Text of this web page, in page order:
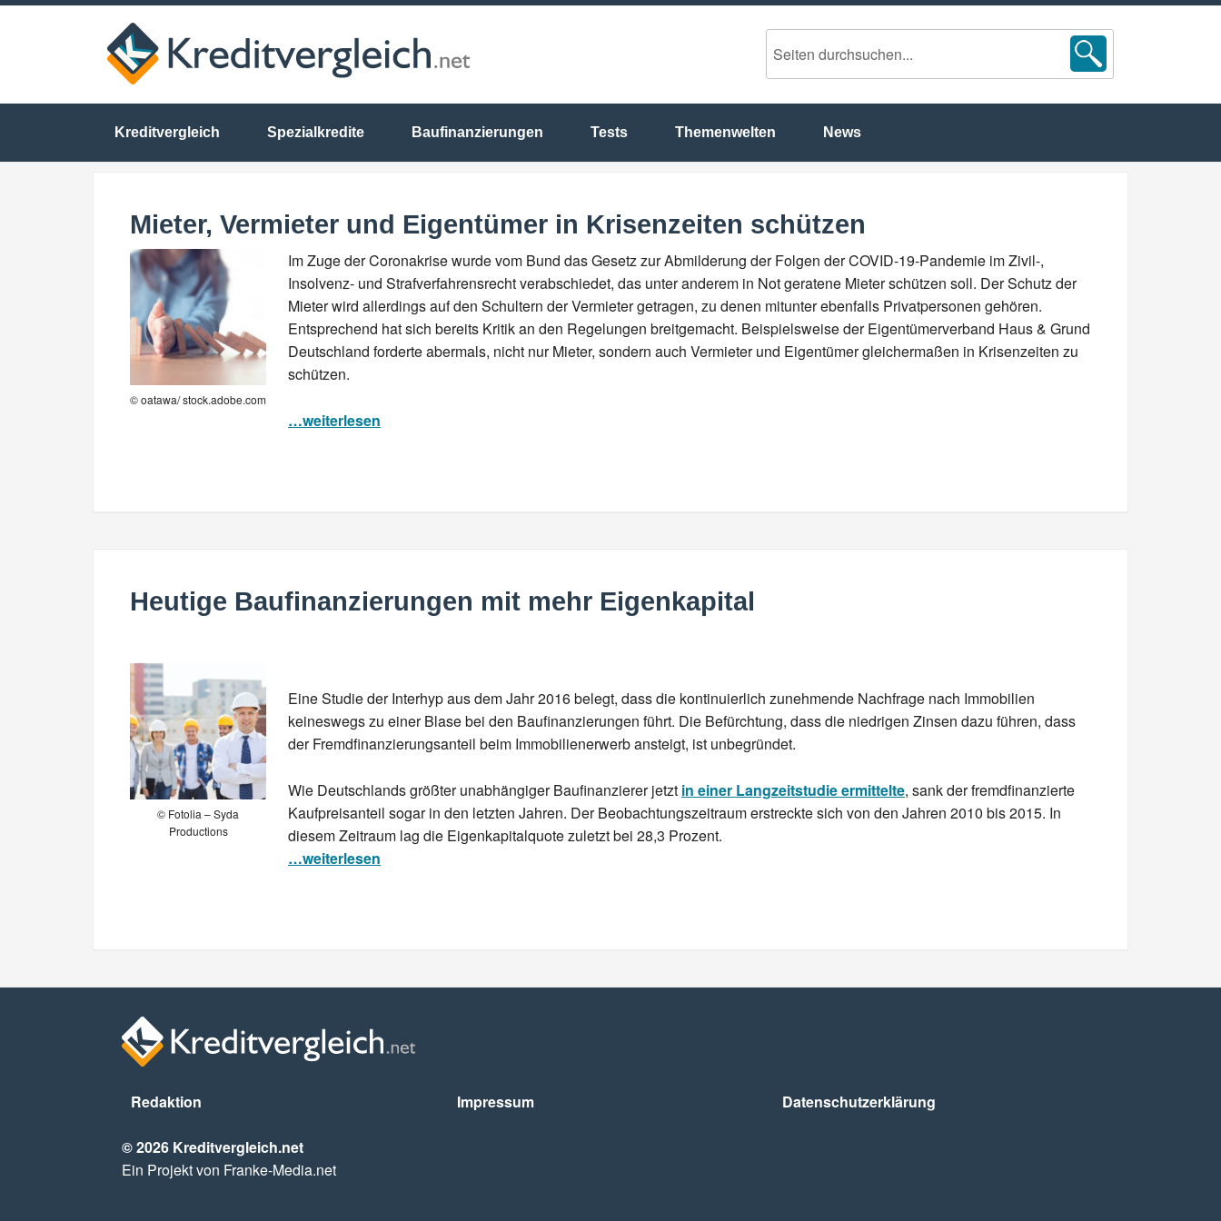
Kreditvergleich Spezialkredite Baufinanzierungen Tests Themenwelten News
Mieter, Vermieter und Eigentümer in Krisenzeiten schützen
© oatawa/ stock.adobe.com
Im Zuge der Coronakrise wurde vom Bund das Gesetz zur Abmilderung der Folgen der COVID-19-Pandemie im Zivil-,
Insolvenz- und Strafverfahrensrecht verabschiedet, das unter anderem in Not geratene Mieter schützen soll. Der Schutz der
Mieter wird allerdings auf den Schultern der Vermieter getragen, zu denen mitunter ebenfalls Privatpersonen gehören.
Entsprechend hat sich bereits Kritik an den Regelungen breitgemacht. Beispielsweise der Eigentümerverband Haus & Grund
Deutschland forderte abermals, nicht nur Mieter, sondern auch Vermieter und Eigentümer gleichermaßen in Krisenzeiten zu
schützen.
…weiterlesen
Heutige Baufinanzierungen mit mehr Eigenkapital
© Fotolia – Syda
Productions
Eine Studie der Interhyp aus dem Jahr 2016 belegt, dass die kontinuierlich zunehmende Nachfrage nach Immobilien
keineswegs zu einer Blase bei den Baufinanzierungen führt. Die Befürchtung, dass die niedrigen Zinsen dazu führen, dass
der Fremdfinanzierungsanteil beim Immobilienerwerb ansteigt, ist unbegründet.
Wie Deutschlands größter unabhängiger Baufinanzierer jetzt in einer Langzeitstudie ermittelte, sank der fremdfinanzierte
Kaufpreisanteil sogar in den letzten Jahren. Der Beobachtungszeitraum erstreckte sich von den Jahren 2010 bis 2015. In
diesem Zeitraum lag die Eigenkapitalquote zuletzt bei 28,3 Prozent.
…weiterlesen
Redaktion Impressum Datenschutz­erklärung
© 2026 Kreditvergleich.net
Ein Projekt von Franke-Media.net